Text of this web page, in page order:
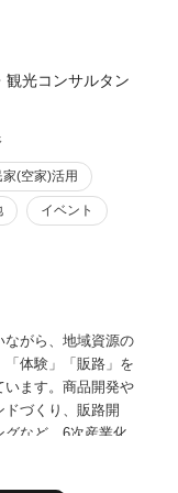
観光コンサルタン
家(空家)活用
イベント
ながら、地域資源の
体験」「販路」を
います。商品開発や
づくり、販路開
など、6次産業化
え、地域資源を活